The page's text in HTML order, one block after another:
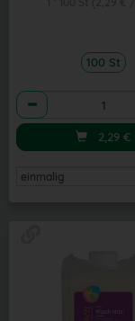
100 St
Anzahl
2,29 €